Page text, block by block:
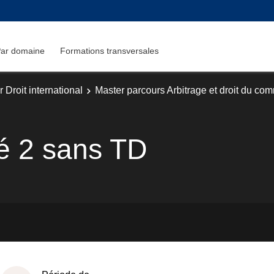
domaine Formations transversales
Droit international Master parcours Arbitrage et droit du
2 sans TD